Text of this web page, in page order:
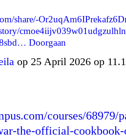
share/-
Doorgaan
op 25 April 2026 op
courses/68979/
the-official-